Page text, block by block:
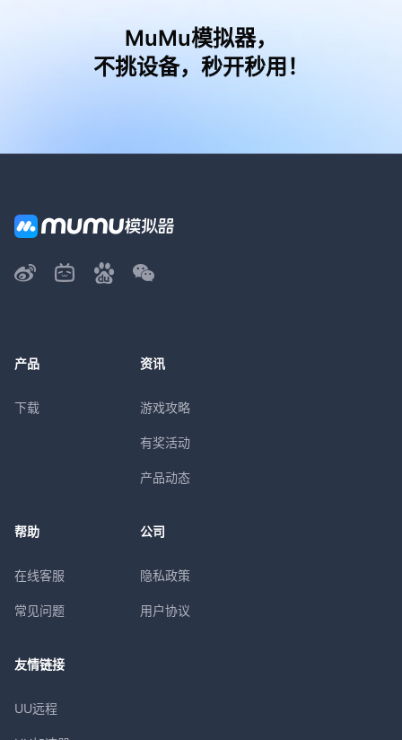
MuMu模拟器，
不挑设备，秒开秒用！
产品
下载
资讯
游戏攻略
有奖活动
产品动态
帮助
在线客服
常见问题
公司
隐私政策
用户协议
友情链接
UU远程